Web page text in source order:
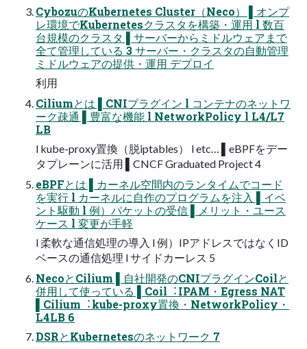
CybozuのKubernetes Cluster（Neco） ▌オンプ
レ環境でKubernetesクラスタを構築・運⽤ l 数百
台規模のクラスタ ▌サーバーからミドルウェアまで
全て管理している 3 サーバー・クラスタの⾃動管理
ミドルウェアの提供・運⽤ デプロイ
利⽤
Ciliumとは ▌CNIプラグイン l コンテナのネットワ
ーク疎通 ▌豊富な機能 l NetworkPolicy l L4/L7
LB
l kube-proxy置換（脱iptables） l etc… ▌eBPFをデー
タプレーンに活⽤ ▌CNCF Graduated Project 4
eBPFとは ▌カーネル空間内のランタイムでコード
を実⾏ l カーネルに⾃作のプログラムを注⼊ ▌イベ
ント駆動 l 例）パケットの受信 ▌メリット・ユース
ケース l 変更が⼿軽
l 柔軟な通信処理の導⼊ l 例）IPアドレスではなくID
ベースの通信処理 l サイドカーレス 5
NecoとCilium ▌⾃社開発のCNIプラグインCoilと
併⽤して使っている ▌Coil︓IPAM・Egress NAT
▌Cilium︓kube-proxy置換・NetworkPolicy・
L4LB 6
DSRとKubernetesのネットワーク 7